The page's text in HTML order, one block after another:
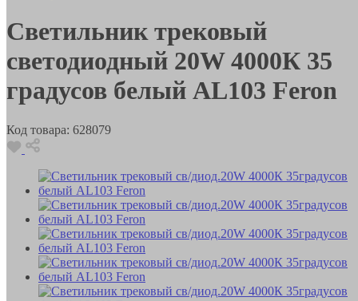
Светильник трековый
светодиодный 20W 4000К 35
градусов белый AL103 Feron
Код товара: 628079